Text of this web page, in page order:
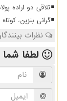
تلاقی دو اراده
گرانی بنزین،
نظرات
لطفا